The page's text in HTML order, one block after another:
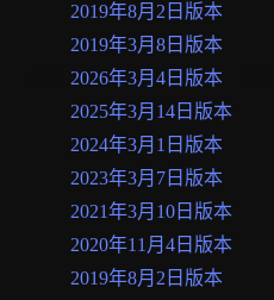
2019年8月2日版本
2019年3月8日版本
2026年3月4日版本
2025年3月14日版本
2024年3月1日版本
2023年3月7日版本
2021年3月10日版本
2020年11月4日版本
2019年8月2日版本